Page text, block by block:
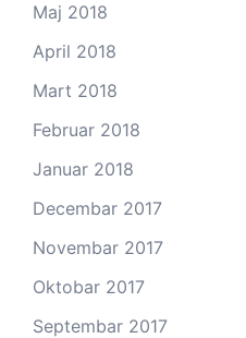
Maj 2018
April 2018
Mart 2018
Februar 2018
Januar 2018
Decembar 2017
Novembar 2017
Oktobar 2017
Septembar 2017